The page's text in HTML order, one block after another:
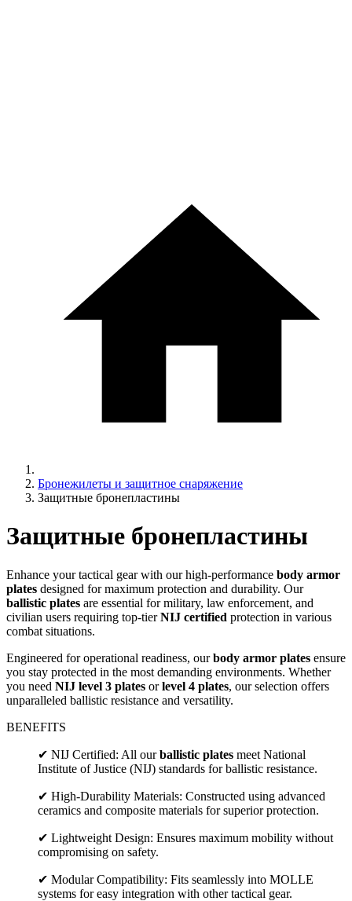
Бронежилеты и защитное снаряжение
Защитные бронепластины
Защитные бронепластины
Enhance your tactical gear with our high-performance body armor
plates designed for maximum protection and durability. Our
ballistic plates are essential for military, law enforcement, and
civilian users requiring top-tierNIJ certified protection in various
combat situations.
Engineered for operational readiness, ourbody armor plates ensure
you stay protected in the most demanding environments. Whether
you need NIJ level 3 plates orlevel 4 plates, our selection offers
unparalleled ballistic resistance and versatility.
BENEFITS
✔ NIJ Certified: All ourballistic plates meet National
Institute of Justice (NIJ) standards for ballistic resistance.
✔ High-Durability Materials: Constructed using advanced
ceramics and composite materials for superior protection.
✔ Lightweight Design: Ensures maximum mobility without
compromising on safety.
✔ Modular Compatibility: Fits seamlessly into MOLLE
systems for easy integration with other tactical gear.